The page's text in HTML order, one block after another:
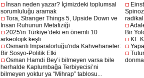
İnsan neden yazar? İçimizdeki toplumsal
sorumluluğu aramak
Tora, Stranger Things 5, Upside Down ve
İnsan Ruhunun Metafiziği
2025'in Türkiye’deki en önemli 10
arkeolojik keşfi
Osmanlı İmparatorluğu'nda Kahvehaneler:
Bir Sosyo-Politik Etki
Osman Hamdi Bey’i bilmeyen varsa bile
herhalde Kaplumbağa Terbiyecisi’ni
bilmeyen yoktur ya “Mihrap” tablosu...
Bir